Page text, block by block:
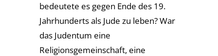
bedeutete es gegen Ende des 19.
Jahrhunderts als Jude zu leben? War
das Judentum eine
Religionsgemeinschaft, eine